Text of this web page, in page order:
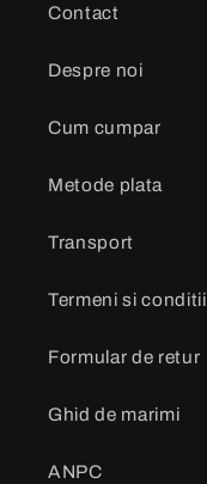
Contact
Despre noi
Cum cumpar
Metode plata
Transport
Termeni si conditii
Formular de retur
Ghid de marimi
ANPC